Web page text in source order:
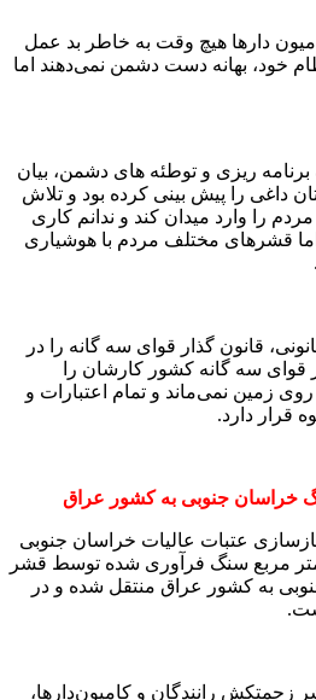
دارها هیچ وقت به خاطر بد عمل
خود، بهانه دست دشمن نمی‌دهند اما
برنامه ریزی و توطئه های دشمن، بیان
داغی را پیش بینی کرده بود و تلاش
را وارد میدان کند و ندانم کاری
قشرهای مختلف مردم با هوشیاری
قانون گذار قوای سه گانه را در
سه گانه کشور کارشان را
روی زمین نمی‌ماند و تمام اعتبارات و
قرار دارد.
عتبات عالیات خراسان جنوبی
۱۰۰ هزار متر مربع سنگ فرآوری شده توسط قشر
به کشور عراق منتقل شده و در
زحمتکش رانندگان و کامیون‌دارها،